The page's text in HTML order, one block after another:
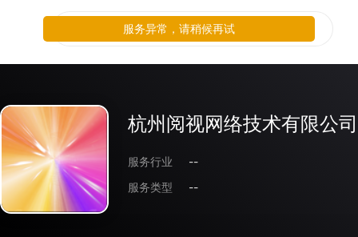
杭州阅视网络技术有限公司
服务行业
--
服务类型
--
服务异常，请稍候再试